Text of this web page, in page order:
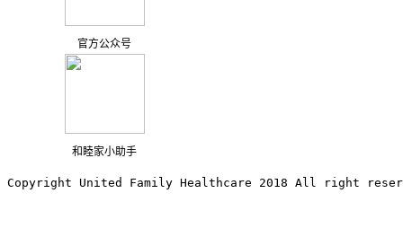
官方公众号
和睦家小助手
Copyright United Family Healthcare 2018 All right